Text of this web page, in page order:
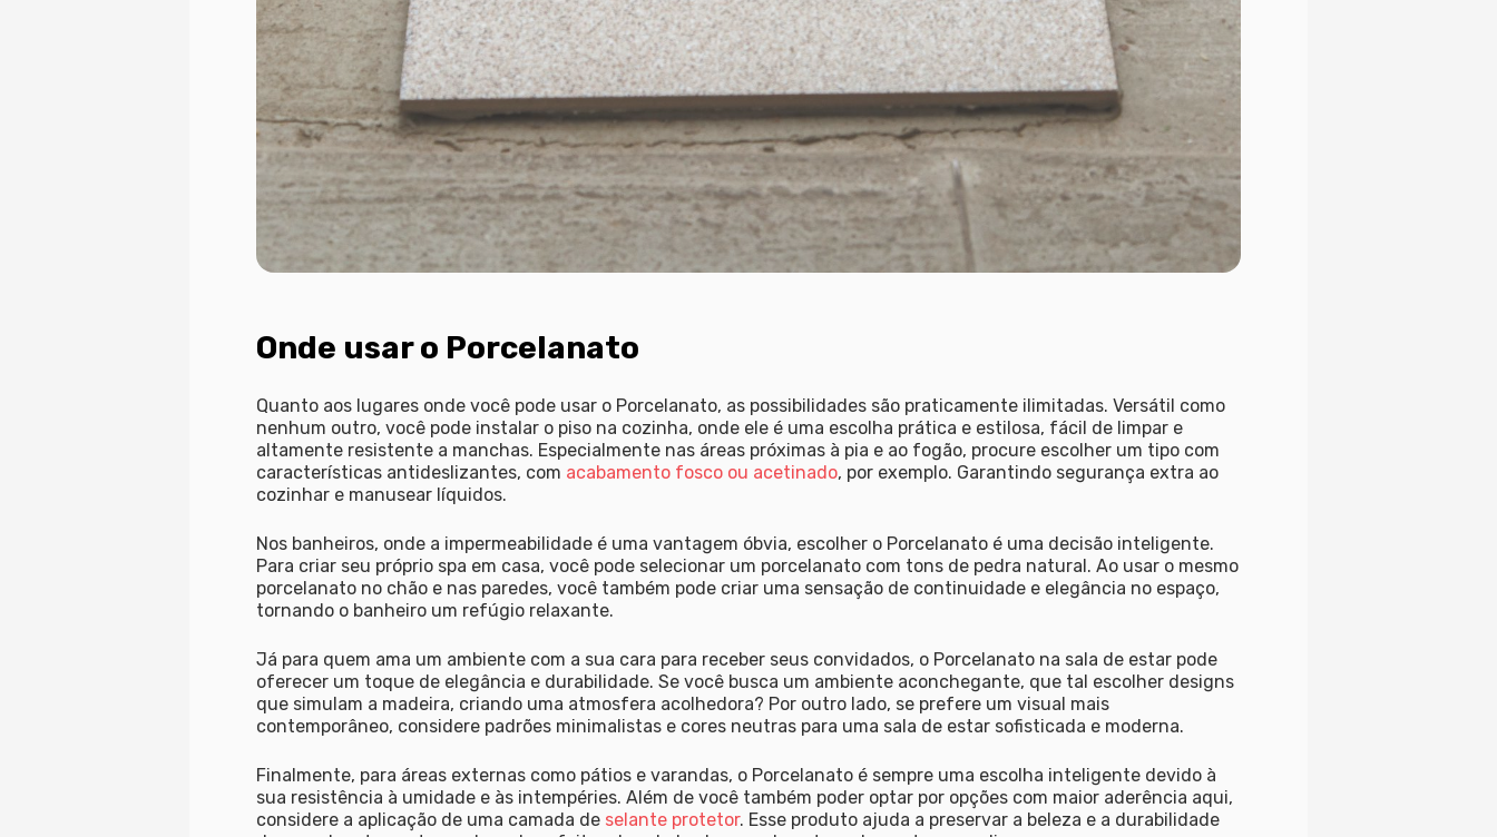
Onde usar o Porcelanato
Quanto aos lugares onde você pode usar o Porcelanato, as possibilidades são praticamente ilimitadas. Versátil como
nenhum outro, você pode instalar o piso na cozinha, onde ele é uma escolha prática e estilosa, fácil de limpar e
altamente resistente a manchas. Especialmente nas áreas próximas à pia e ao fogão, procure escolher um tipo com
características antideslizantes, com acabamento fosco ou acetinado, por exemplo. Garantindo segurança extra ao
cozinhar e manusear líquidos.
Nos banheiros, onde a impermeabilidade é uma vantagem óbvia, escolher o Porcelanato é uma decisão inteligente.
Para criar seu próprio spa em casa, você pode selecionar um porcelanato com tons de pedra natural. Ao usar o mesmo
porcelanato no chão e nas paredes, você também pode criar uma sensação de continuidade e elegância no espaço,
tornando o banheiro um refúgio relaxante.
Já para quem ama um ambiente com a sua cara para receber seus convidados, o Porcelanato na sala de estar pode
oferecer um toque de elegância e durabilidade. Se você busca um ambiente aconchegante, que tal escolher designs
que simulam a madeira, criando uma atmosfera acolhedora? Por outro lado, se prefere um visual mais
contemporâneo, considere padrões minimalistas e cores neutras para uma sala de estar sofisticada e moderna.
Finalmente, para áreas externas como pátios e varandas, o Porcelanato é sempre uma escolha inteligente devido à
sua resistência à umidade e às intempéries. Além de você também poder optar por opções com maior aderência aqui,
considere a aplicação de uma camada de selante protetor. Esse produto ajuda a preservar a beleza e a durabilidade